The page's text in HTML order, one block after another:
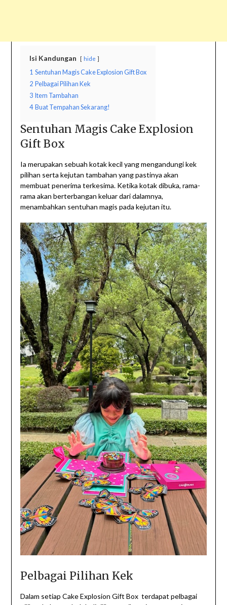
Isi Kandungan hide
1 Sentuhan Magis Cake Explosion Gift Box
2 Pelbagai Pilihan Kek
3 Item Tambahan
4 Buat Tempahan Sekarang!
Sentuhan Magis Cake Explosion
Gift Box
Ia merupakan sebuah kotak kecil yang mengandungi kek
pilihan serta kejutan tambahan yang pastinya akan
membuat penerima terkesima. Ketika kotak dibuka, rama-
rama akan berterbangan keluar dari dalamnya,
menambahkan sentuhan magis pada kejutan itu.
Pelbagai Pilihan Kek
Dalam setiap Cake Explosion Gift Box terdapat pelbagai